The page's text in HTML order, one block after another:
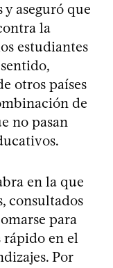
aseguró que
la
estudiantes
otros países
de
no pasan
en la que
consultados
para
rápido en el
Por